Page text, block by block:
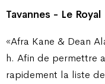
Tavannes - Le Royal
«Afra Kane & Dean
h. Afin de permettre
rapidement la liste